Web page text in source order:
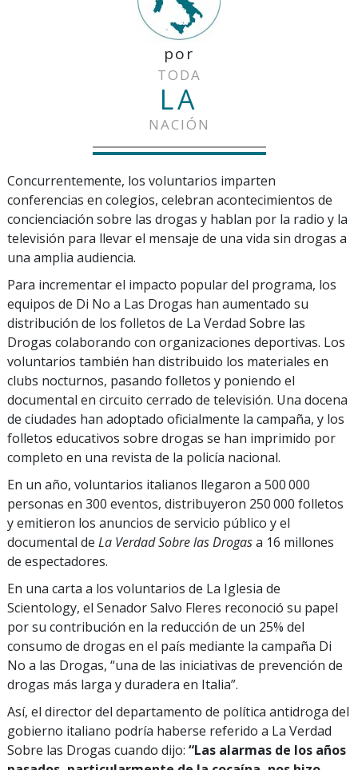
por
TODA
LA
NACIÓN
Concurrentemente, los voluntarios imparten
conferencias en colegios, celebran acontecimientos de
concienciación sobre las drogas y hablan por la radio y la
televisión para llevar el mensaje de una vida sin drogas a
una amplia audiencia.
Para incrementar el impacto popular del programa, los
equipos de Di No a Las Drogas han aumentado su
distribución de los folletos de La Verdad Sobre las
Drogas colaborando con organizaciones deportivas. Los
voluntarios también han distribuido los materiales en
clubs nocturnos, pasando folletos y poniendo el
documental en circuito cerrado de televisión. Una docena
de ciudades han adoptado oficialmente la campaña, y los
folletos educativos sobre drogas se han imprimido por
completo en una revista de la policía nacional.
En un año, voluntarios italianos llegaron a 500 000
personas en 300 eventos, distribuyeron 250 000 folletos
y emitieron los anuncios de servicio público y el
documental de La Verdad Sobre las Drogasa 16 millones
de espectadores.
En una carta a los voluntarios de La Iglesia de
Scientology, el Senador Salvo Fleres reconoció su papel
por su contribución en la reducción de un 25% del
consumo de drogas en el país mediante la campaña Di
No a las Drogas, “una de las iniciativas de prevención de
drogas más larga y duradera en Italia”.
Así, el director del departamento de política antidroga del
gobierno italiano podría haberse referido a La Verdad
Sobre las Drogas cuando dijo: “Las alarmas de los años